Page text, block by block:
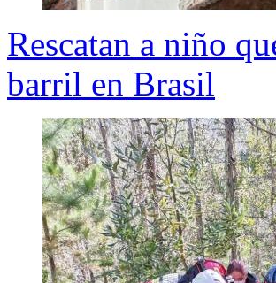
Rescatan a niño
barril en Brasil